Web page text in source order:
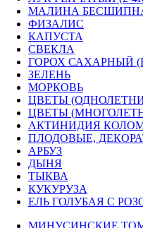
МАЛИНА
ФИЗАЛИС
КАПУСТА
СВЕКЛА
ГОРОХ САХАРНЫЙ
ЗЕЛЕНЬ
МОРКОВЬ
ЦВЕТЫ
ЦВЕТЫ
АКТИНИДИЯ
ПЛОДОВЫЕ,
АРБУЗ
ДЫНЯ
ТЫКВА
КУКУРУЗА
ЕЛЬ ГОЛУБАЯ С
МИНУСИНСКИЕ